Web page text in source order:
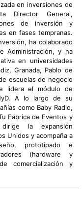
en inversiones de
Director General,
de inversión y
en fases tempranas.
ha colaborado
Administración, y ha
en universidades
Granada, Pablo de
escuelas de negocio
lidera el módulo de
A lo largo de su
como Baby Radio,
Fábrica de Eventos y
la expansión
Unidos y acompaña a
prototipado e
(hardware y
comercialización y